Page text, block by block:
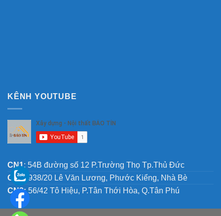
KÊNH YOUTUBE
CN1: 54B đường số 12 P.Trường Thọ Tp.Thủ Đức
CN2: 938/20 Lê Văn Lương, Phước Kiểng, Nhà Bè
CN3:56/42 Tô Hiệu, P.Tân Thới Hòa, Q.Tân Phú